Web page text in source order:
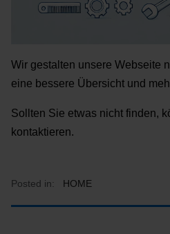
Wir gestalten unsere Webseite
eine bessere Übersicht und
Sollten Sie etwas nicht finden,
kontaktieren.
Posted in: HOME